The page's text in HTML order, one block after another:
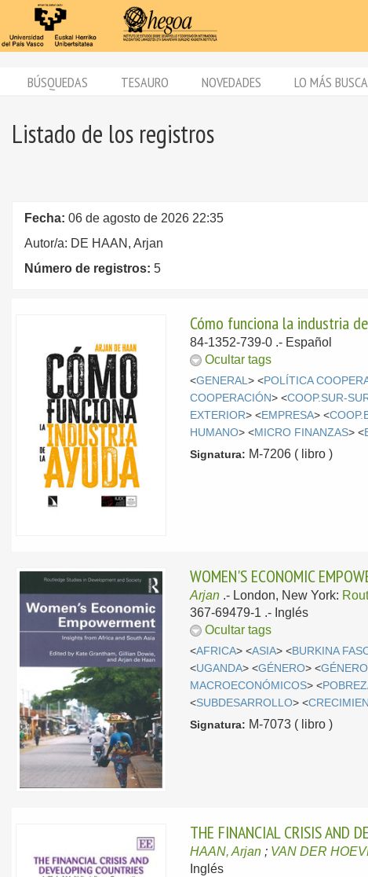
BÚSQUEDAS TESAURO NOVEDADES LO MÁS
Listado de los registros
Fecha: 06 de agosto de 2026 22:35
Autor/a: DE HAAN, Arjan
Número de registros: 5
Cómo funciona la industria
84-1352-739-0 .- Español
Ocultar tags
<GENERAL> <POLÍTICA
COOPERACIÓN> <COOP.SUR-
EXTERIOR> <EMPRESA> <
HUMANO> <MICRO FINANZAS> <
Signatura: M-7206 ( libro )
WOMEN'S ECONOMIC
Arjan .- London, New York:
367-69479-1 .- Inglés
Ocultar tags
<AFRICA> <ASIA> <BURKINA
<UGANDA> <GÉNERO> <
MACROECONÓMICOS> <
<SUBDESARROLLO> <
Signatura: M-7073 ( libro )
THE FINANCIAL CRISIS AND
HAAN, Arjan ; VAN DER
Inglés